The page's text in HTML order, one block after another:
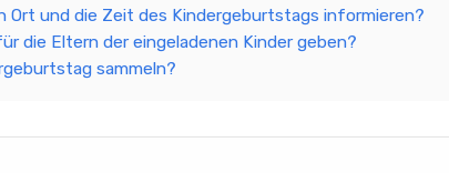
Ort und die Zeit des Kindergeburtstags informieren?
die Eltern der eingeladenen Kinder geben?
sammeln?